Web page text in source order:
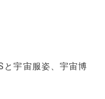
と宇宙服姿、宇宙博